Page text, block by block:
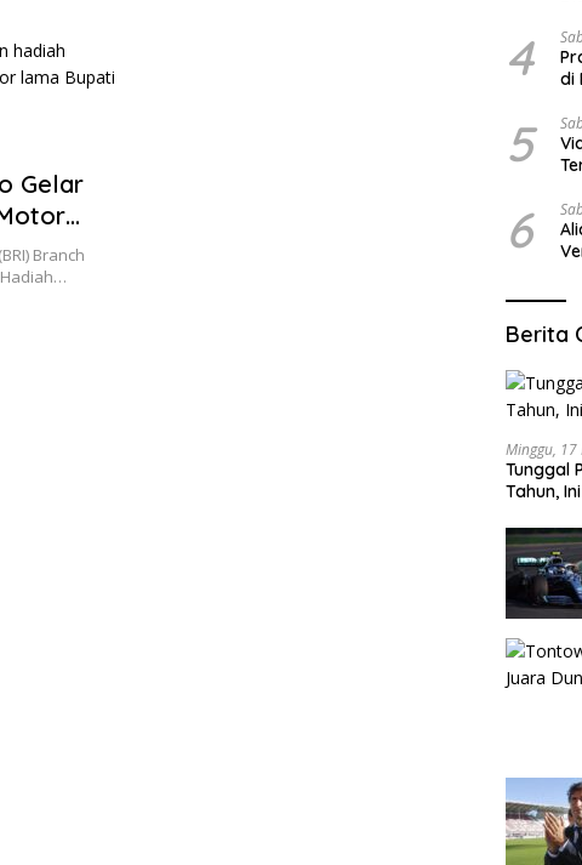
Gelar
Branch
4
di
5
6
Berita
Minggu,
Tunggal
Tahun,